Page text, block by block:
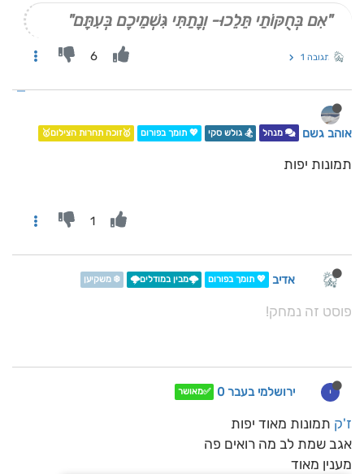
"אִם בְּחֻקּוֹתַי תֵּלֵכוּ- וְנָתַתִּי גִּשְׁמֵיכֶם בְּעִתָּם"
תגובה 1 6
אוהב גשם מנהל 🏂 גולש סקי 💖 תומך בפורום 🥇זוכה תחרות הצילום🥇
תמונות יפות
1
אדיב 💖 תומך בפורום 🌩️מבין במודלים🌩️ ❄️ משקיען
פוסט זה נמחק!
י ירושלמי בעבר 0 ✅מאושר
ז'ק תמונות מאוד יפות
אגב שמת לב מה רואים פה
מענין מאוד